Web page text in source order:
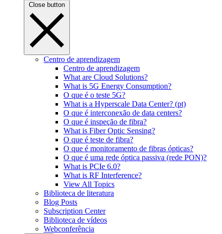
Close button
Centro de aprendizagem
Centro de aprendizagem
What are Cloud Solutions?
What is 5G Energy Consumption?
O que é o teste 5G?
What is a Hyperscale Data Center? (pt)
O que é interconexão de data centers?
O que é inspeção de fibra?
What is Fiber Optic Sensing?
O que é teste de fibra?
O que é monitoramento de fibras ópticas?
O que é uma rede óptica passiva (rede PON)?
What is PCIe 6.0?
What is RF Interference?
View All Topics
Biblioteca de literatura
Blog Posts
Subscription Center
Biblioteca de vídeos
Webconferência